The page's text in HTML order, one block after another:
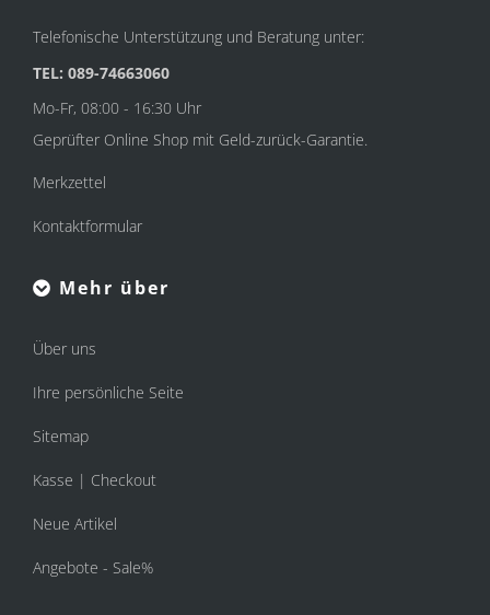
Telefonische Unterstützung und Beratung unter:
TEL: 089-74663060
Mo-Fr, 08:00 - 16:30 Uhr
Geprüfter Online Shop mit Geld-zurück-Garantie.
Merkzettel
Kontaktformular
Mehr über
Über uns
Ihre persönliche Seite
Sitemap
Kasse | Checkout
Neue Artikel
Angebote - Sale%